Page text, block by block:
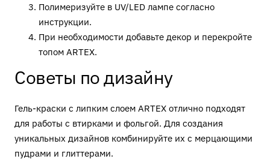
Полимеризуйте в UV/LED лампе согласно
инструкции.
При необходимости добавьте декор и перекройте
топом ARTEX.
Советы по дизайну
Гель-краски с липким слоем ARTEX отлично подходят
для работы с втирками и фольгой. Для создания
уникальных дизайнов комбинируйте их с мерцающими
пудрами и глиттерами.